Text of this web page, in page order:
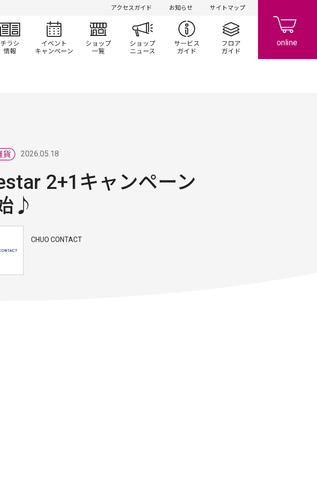
アクセスガイド お知らせ サイトマップ
チラシ情報 イベント/キャンペーン
ショップ一覧 ショップニュースサービスガイドフロアガイド
2026.05.18
2+1キャンペーン
♪
CHUO CONTACT